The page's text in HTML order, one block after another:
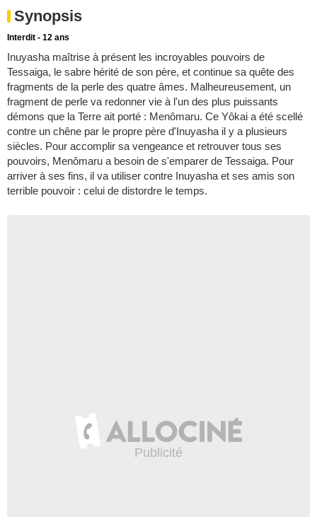
Synopsis
Interdit - 12 ans
Inuyasha maîtrise à présent les incroyables pouvoirs de
Tessaiga, le sabre hérité de son père, et continue sa quête des
fragments de la perle des quatre âmes. Malheureusement, un
fragment de perle va redonner vie à l'un des plus puissants
démons que la Terre ait porté : Menômaru. Ce Yôkai a été scellé
contre un chêne par le propre père d'Inuyasha il y a plusieurs
siècles. Pour accomplir sa vengeance et retrouver tous ses
pouvoirs, Menômaru a besoin de s'emparer de Tessaiga. Pour
arriver à ses fins, il va utiliser contre Inuyasha et ses amis son
terrible pouvoir : celui de distordre le temps.